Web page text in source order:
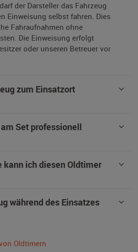
der Darsteller das Fahrzeug
Einweisung selbst fahren. Dies
Fahraufnahmen ohne
Die Einweisung erfolgt
oder unseren Betreuer vor
zum Einsatzort
Set professionell
kann ich diesen Oldtimer
während des Einsatzes
Oldtimern